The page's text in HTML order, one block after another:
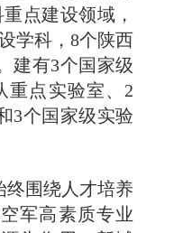
点建设领域，
学科，8个陕西
建有3个国家级
重点实验室、2
3个国家级实验
终围绕人才培养
军高素质专业